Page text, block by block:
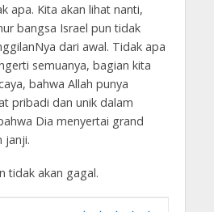
apa. Kita akan lihat nanti,
bangsa Israel pun tidak
dari awal. Tidak apa
semuanya, bagian kita
bahwa Allah punya
pribadi dan unik dalam
Dia menyertai grand
janji.
tidak akan gagal.